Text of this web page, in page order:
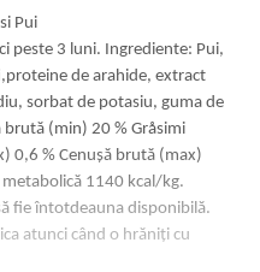
Pui
peste 3 luni. Ingrediente: Pui,
de arahide, extract
sorbat de potasiu, guma de
(min) 20 % Gråsimi
0,6 % Cenuşă brută (max)
1140 kcal/kg.
fie întotdeauna disponibilă.
atunci când o hrăniți cu